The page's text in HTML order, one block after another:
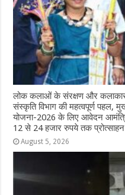
लोक कलाओं के संरक्षण और
संस्कृति विभाग की महत्वपूर्ण पहल,
योजना-2026 के लिए आवेदन
12 से 24 हजार रुपये तक प्रोत्साहन
August 5, 2026